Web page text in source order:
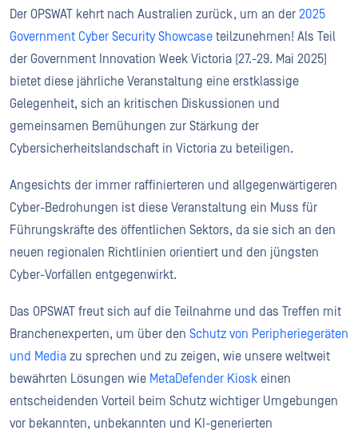
Der OPSWAT kehrt nach Australien zurück, um an der 2025
Government Cyber Security Showcase teilzunehmen! Als Teil
der Government Innovation Week Victoria (27.-29. Mai 2025)
bietet diese jährliche Veranstaltung eine erstklassige
Gelegenheit, sich an kritischen Diskussionen und
gemeinsamen Bemühungen zur Stärkung der
Cybersicherheitslandschaft in Victoria zu beteiligen.
Angesichts der immer raffinierteren und allgegenwärtigeren
Cyber-Bedrohungen ist diese Veranstaltung ein Muss für
Führungskräfte des öffentlichen Sektors, da sie sich an den
neuen regionalen Richtlinien orientiert und den jüngsten
Cyber-Vorfällen entgegenwirkt.
Das OPSWAT freut sich auf die Teilnahme und das Treffen mit
Branchenexperten, um über den Schutz von Peripheriegeräten
und Media zu sprechen und zu zeigen, wie unsere weltweit
bewährten Lösungen wie MetaDefender Kiosk einen
entscheidenden Vorteil beim Schutz wichtiger Umgebungen
vor bekannten, unbekannten und KI-generierten